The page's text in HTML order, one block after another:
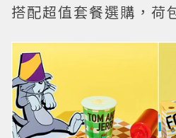
搭配超值套餐選購，荷